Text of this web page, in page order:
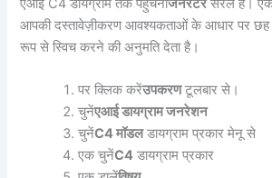
एआई C4 डायग्राम तक पहुंचनाजनरेटरसरल है।
आपकी दस्तावेज़ीकरण आवश्यकताओं के आधार पर छह
रूप से स्विच करने की अनुमति देता है।
पर क्लिक करेंउपकरणटूलबार से।
चुनेंएआई डायग्राम जनरेशन
चुनेंC4 मॉडलडायग्राम प्रकार मेनू से
एक चुनेंC4 डायग्राम प्रकार